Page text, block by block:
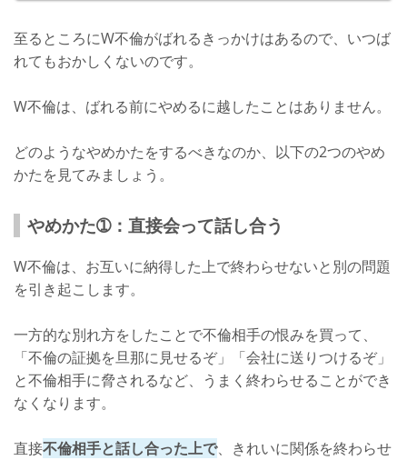
至るところにW不倫がばれるきっかけはあるので、いつば
れてもおかしくないのです。
W不倫は、ばれる前にやめるに越したことはありません。
どのようなやめかたをするべきなのか、以下の2つのやめ
かたを見てみましょう。
やめかた➀：直接会って話し合う
W不倫は、お互いに納得した上で終わらせないと別の問題
を引き起こします。
一方的な別れ方をしたことで不倫相手の恨みを買って、
「不倫の証拠を旦那に見せるぞ」「会社に送りつけるぞ」
と不倫相手に脅されるなど、うまく終わらせることができ
なくなります。
直接不倫相手と話し合った上で、きれいに関係を終わらせ